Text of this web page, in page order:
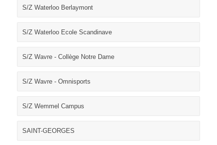
S/Z Waterloo Berlaymont
S/Z Waterloo Ecole Scandinave
S/Z Wavre - Collège Notre Dame
S/Z Wavre - Omnisports
S/Z Wemmel Campus
SAINT-GEORGES